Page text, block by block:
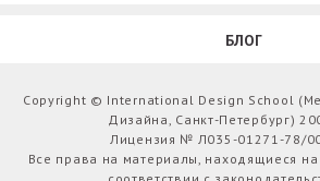
БЛОГ
Copyright © International Design School
Дизайна, Санкт-Петербург)
Лицензия № Л035-01271-78/
Все права на материалы, находящиеся на